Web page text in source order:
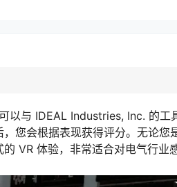
以与 IDEAL Industries, Inc. 的工
您会根据表现获得评分。无论您
VR 体验，非常适合对电气行业